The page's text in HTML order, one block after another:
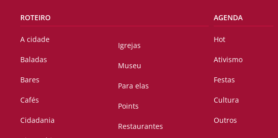
ROTEIRO
A cidade
Baladas
Bares
Cafés
Cidadania
Igrejas
Museu
Para elas
Points
Restaurantes
AGENDA
Hot
Ativismo
Festas
Cultura
Outros